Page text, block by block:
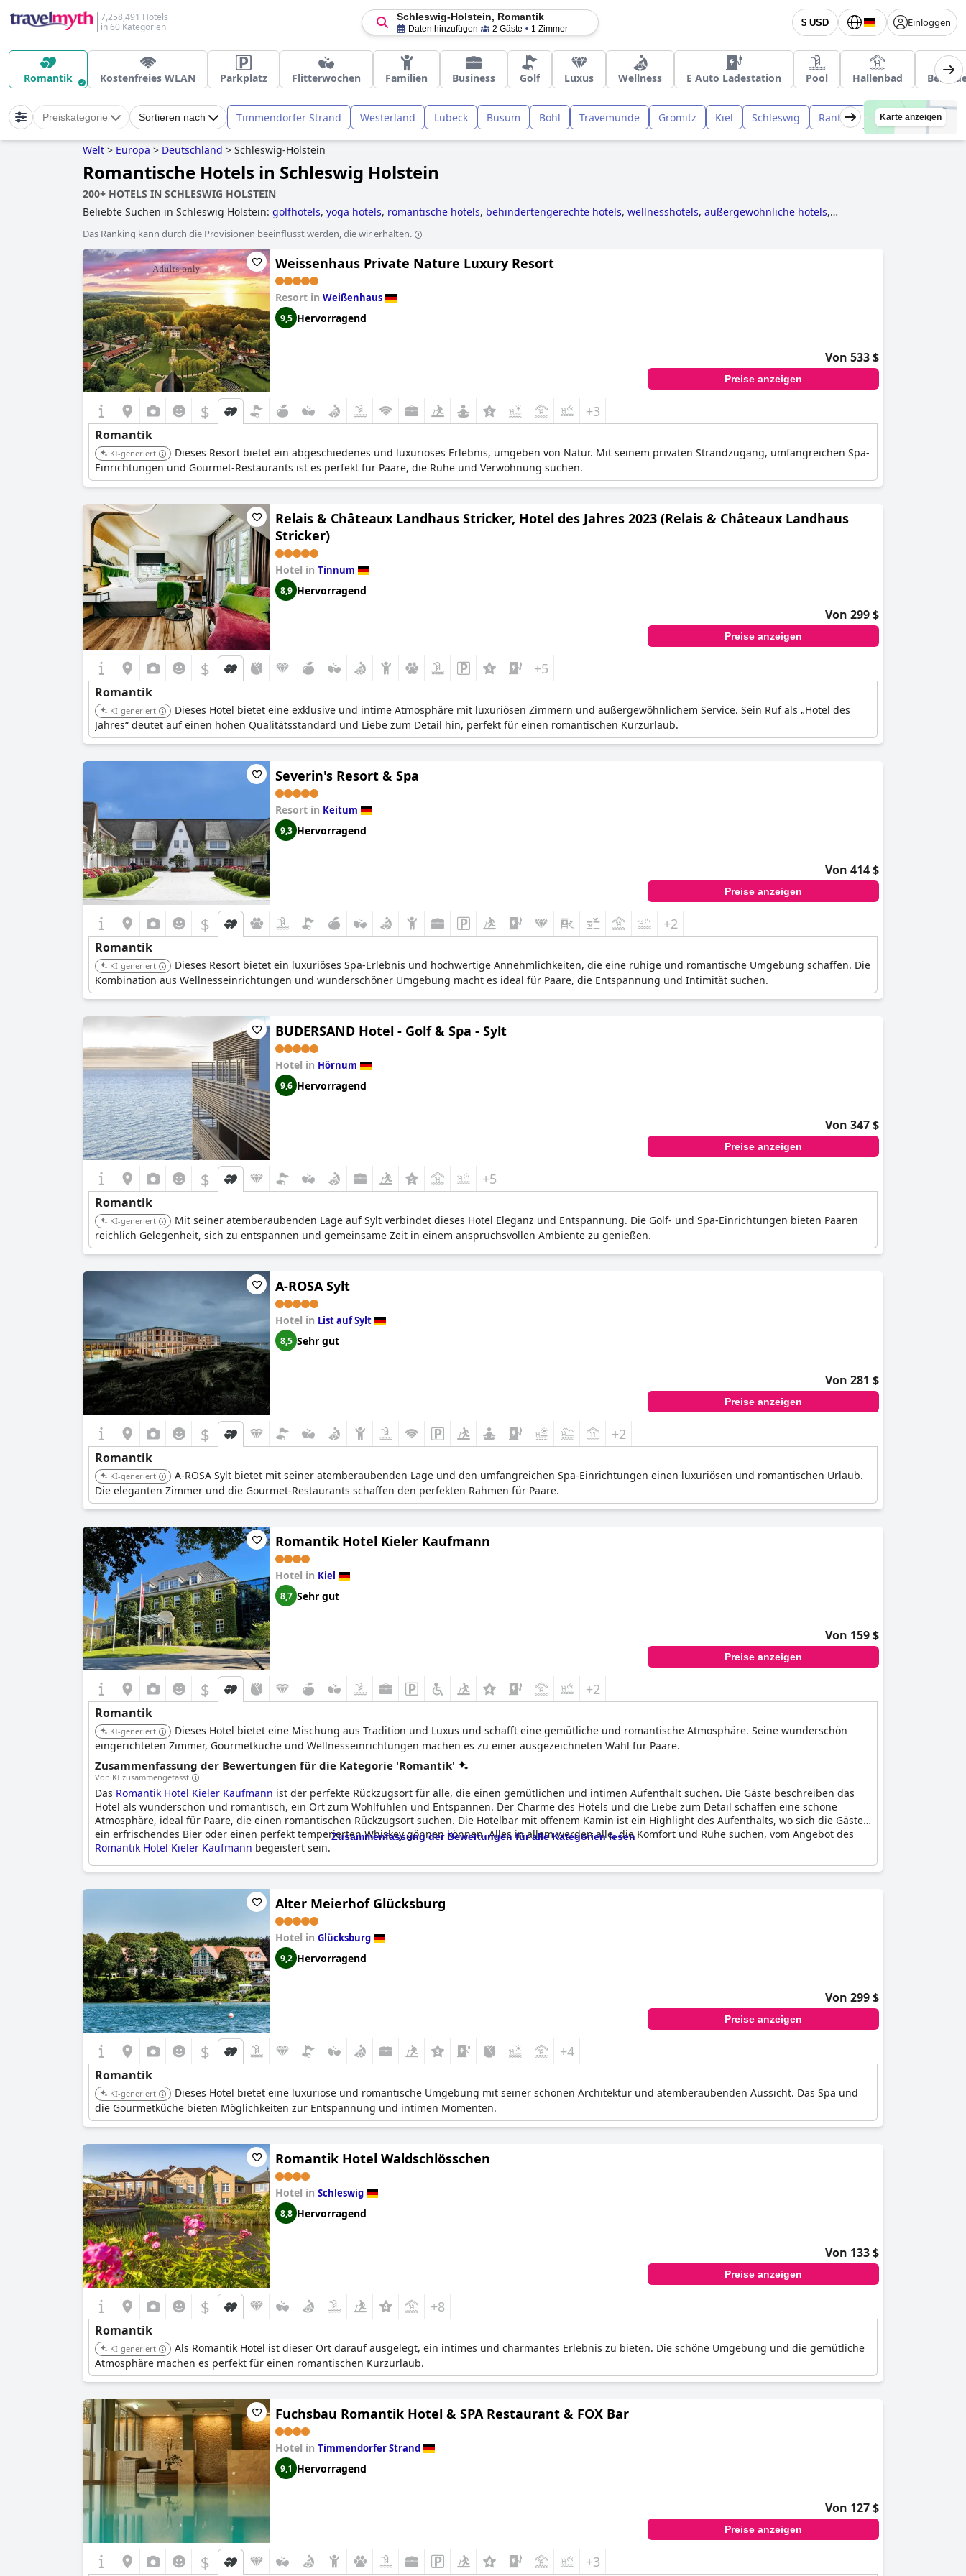
7,258,491 Hotels
in 60 Kategorien
$ USD Einloggen
Schleswig-Holstein, Romantik
Daten hinzufügen 2 Gäste 1 Zimmer
Romantik Kostenfreies WLAN Parkplatz Flitterwochen Familien Business Golf Luxus Wellness E Auto Ladestation Pool Hallenbad
Preiskategorie Sortieren nach Timmendorfer Strand Westerland Lübeck Büsum Böhl Travemünde Grömitz Kiel Schleswig Rantum Karte anzeigen
Welt > Europa > Deutschland > Schleswig-Holstein
Romantische Hotels in Schleswig Holstein
200+ HOTELS IN SCHLESWIG HOLSTEIN
Beliebte Suchen in Schleswig Holstein: golfhotels, yoga hotels, romantische hotels, behindertengerechte hotels, wellnesshotels, außergewöhnliche hotels,
Das Ranking kann durch die Provisionen beeinflusst werden, die wir erhalten.
Weissenhaus Private Nature Luxury Resort
Resort in Weißenhaus
9,5 Hervorragend
Von 533 $
Preise anzeigen
$ +3
Romantik
KI-generiert
Dieses Resort bietet ein abgeschiedenes und luxuriöses Erlebnis, umgeben von Natur. Mit seinem privaten Strandzugang, umfangreichen Spa-
Einrichtungen und Gourmet-Restaurants ist es perfekt für Paare, die Ruhe und Verwöhnung suchen.
Relais & Châteaux Landhaus Stricker, Hotel des Jahres 2023 (Relais & Châteaux Landhaus
Stricker)
Hotel in Tinnum
8,9 Hervorragend
Von 299 $
Preise anzeigen
$ +5
Romantik
KI-generiert
Dieses Hotel bietet eine exklusive und intime Atmosphäre mit luxuriösen Zimmern und außergewöhnlichem Service. Sein Ruf als „Hotel des
Jahres“ deutet auf einen hohen Qualitätsstandard und Liebe zum Detail hin, perfekt für einen romantischen Kurzurlaub.
Severin's Resort & Spa
Resort in Keitum
9,3 Hervorragend
Von 414 $
Preise anzeigen
$ +2
Romantik
KI-generiert
Dieses Resort bietet ein luxuriöses Spa-Erlebnis und hochwertige Annehmlichkeiten, die eine ruhige und romantische Umgebung schaffen. Die
Kombination aus Wellnesseinrichtungen und wunderschöner Umgebung macht es ideal für Paare, die Entspannung und Intimität suchen.
BUDERSAND Hotel - Golf & Spa - Sylt
Hotel in Hörnum
9,6 Hervorragend
Von 347 $
Preise anzeigen
$ +5
Romantik
KI-generiert
Mit seiner atemberaubenden Lage auf Sylt verbindet dieses Hotel Eleganz und Entspannung. Die Golf- und Spa-Einrichtungen bieten Paaren
reichlich Gelegenheit, sich zu entspannen und gemeinsame Zeit in einem anspruchsvollen Ambiente zu genießen.
A-ROSA Sylt
Hotel in List auf Sylt
8,5 Sehr gut
Von 281 $
Preise anzeigen
$ +2
Romantik
KI-generiert
A-ROSA Sylt bietet mit seiner atemberaubenden Lage und den umfangreichen Spa-Einrichtungen einen luxuriösen und romantischen Urlaub.
Die eleganten Zimmer und die Gourmet-Restaurants schaffen den perfekten Rahmen für Paare.
Romantik Hotel Kieler Kaufmann
Hotel in Kiel
8,7 Sehr gut
Von 159 $
Preise anzeigen
$ +2
Romantik
KI-generiert
Dieses Hotel bietet eine Mischung aus Tradition und Luxus und schafft eine gemütliche und romantische Atmosphäre. Seine wunderschön
eingerichteten Zimmer, Gourmetküche und Wellnesseinrichtungen machen es zu einer ausgezeichneten Wahl für Paare.
Zusammenfassung der Bewertungen für die Kategorie 'Romantik'
Von KI zusammengefasst
Das Romantik Hotel Kieler Kaufmann ist der perfekte Rückzugsort für alle, die einen gemütlichen und intimen Aufenthalt suchen. Die Gäste beschreiben das
Hotel als wunderschön und romantisch, ein Ort zum Wohlfühlen und Entspannen. Der Charme des Hotels und die Liebe zum Detail schaffen eine schöne
Atmosphäre, ideal für Paare, die einen romantischen Rückzugsort suchen. Die Hotelbar mit offenem Kamin ist ein Highlight des Aufenthalts, wo sich die Gäste
ein erfrischendes Bier oder einen perfekt temperierten Whiskey gönnen können. Alles in allem werden alle, die Komfort und Ruhe suchen, vom Angebot des
Romantik Hotel Kieler Kaufmann begeistert sein.
Zusammenfassung der Bewertungen für alle Kategorien lesen
Alter Meierhof Glücksburg
Hotel in Glücksburg
9,2 Hervorragend
Von 299 $
Preise anzeigen
$ +4
Romantik
KI-generiert
Dieses Hotel bietet eine luxuriöse und romantische Umgebung mit seiner schönen Architektur und atemberaubenden Aussicht. Das Spa und
die Gourmetküche bieten Möglichkeiten zur Entspannung und intimen Momenten.
Romantik Hotel Waldschlösschen
Hotel in Schleswig
8,8 Hervorragend
Von 133 $
Preise anzeigen
$ +8
Romantik
KI-generiert
Als Romantik Hotel ist dieser Ort darauf ausgelegt, ein intimes und charmantes Erlebnis zu bieten. Die schöne Umgebung und die gemütliche
Atmosphäre machen es perfekt für einen romantischen Kurzurlaub.
Fuchsbau Romantik Hotel & SPA Restaurant & FOX Bar
Hotel in Timmendorfer Strand
9,1 Hervorragend
Von 127 $
Preise anzeigen
$ +3